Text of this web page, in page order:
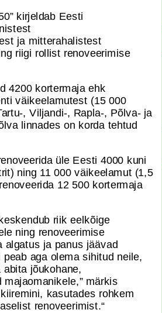
kirjeldab Eesti
ja mitterahalistest
riigi rollist renoveerimise
4200 kortermaja ehk
väikeelamutest (15 000
, Viljandi-, Rapla-, Põlva- ja
linnades on korda tehtud
üle Eesti 4000 kuni
ning 11 000 väikeelamut (1,5
12 500 kortermaja
riik eelkõige
ning renoveerimise
algatus ja panus jäävad
aga olema sihitud neile,
jõukohane,
märkis
kasutades rohkem
renoveerimist.“